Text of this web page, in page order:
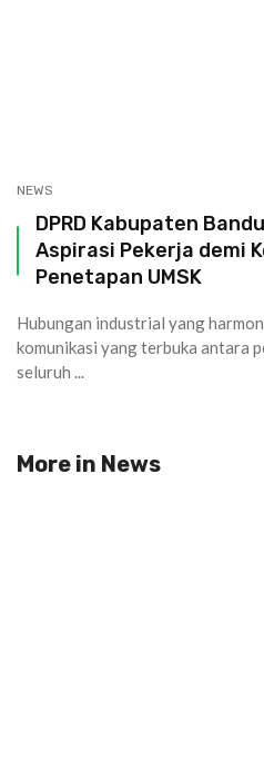
NEWS
DPRD Kabupaten
Aspirasi Pekerja demi
Penetapan UMSK
Hubungan industrial yang
komunikasi yang terbuka antara
seluruh ...
More in News